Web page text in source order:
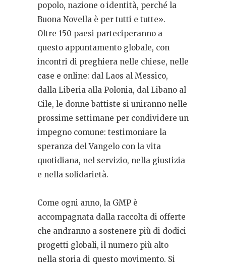
popolo, nazione o identità, perché la
Buona Novella è per tutti e tutte».
Oltre 150 paesi parteciperanno a
questo appuntamento globale, con
incontri di preghiera nelle chiese, nelle
case e online: dal Laos al Messico,
dalla Liberia alla Polonia, dal Libano al
Cile, le donne battiste si uniranno nelle
prossime settimane per condividere un
impegno comune: testimoniare la
speranza del Vangelo con la vita
quotidiana, nel servizio, nella giustizia
e nella solidarietà.
Come ogni anno, la GMP è
accompagnata dalla raccolta di offerte
che andranno a sostenere più di dodici
progetti globali, il numero più alto
nella storia di questo movimento. Si